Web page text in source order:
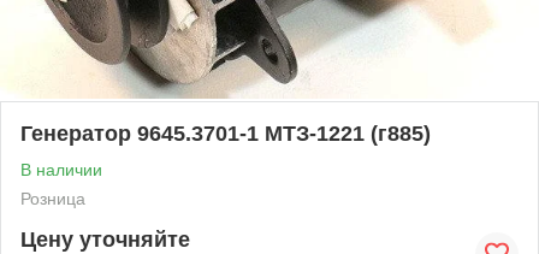
Генератор 9645.3701-1 МТЗ-1221 (г885)
В наличии
Розница
Цену уточняйте